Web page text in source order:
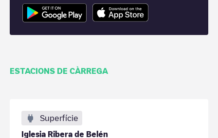
ESTACIONS DE CÀRREGA
Superfície
Iglesia Ribera de Belén